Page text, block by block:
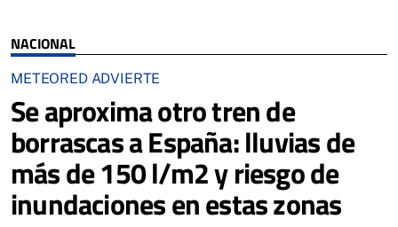
NACIONAL
METEORED ADVIERTE
Se aproxima otro tren de
borrascas a España: lluvias de
más de 150 l/m2 y riesgo de
inundaciones en estas zonas